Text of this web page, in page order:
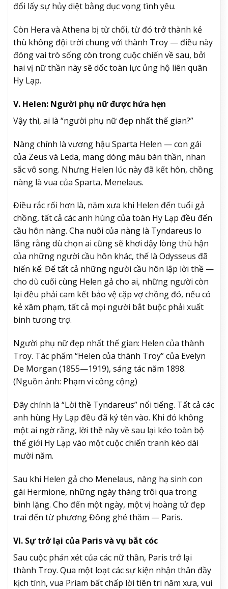
đổi lấy sự hủy diệt bằng dục vọng tình yêu.
Còn Hera và Athena bị từ chối, từ đó trở thành kẻ
thù không đội trời chung với thành Troy — điều này
đóng vai trò sống còn trong cuộc chiến về sau, bởi
hai vị nữ thần này sẽ dốc toàn lực ủng hộ liên quân
Hy Lạp.
V. Helen: Người phụ nữ được hứa hẹn
Vậy thì, ai là “người phụ nữ đẹp nhất thế gian?”
Nàng chính là vương hậu Sparta Helen — con gái
của Zeus và Leda, mang dòng máu bán thần, nhan
sắc vô song. Nhưng Helen lúc này đã kết hôn, chồng
nàng là vua của Sparta, Menelaus.
Điều rắc rối hơn là, năm xưa khi Helen đến tuổi gả
chồng, tất cả các anh hùng của toàn Hy Lạp đều đến
cầu hôn nàng. Cha nuôi của nàng là Tyndareus lo
lắng rằng dù chọn ai cũng sẽ khơi dậy lòng thù hận
của những người cầu hôn khác, thế là Odysseus đã
hiến kế: Để tất cả những người cầu hôn lập lời thề —
cho dù cuối cùng Helen gả cho ai, những người còn
lại đều phải cam kết bảo vệ cặp vợ chồng đó, nếu có
kẻ xâm phạm, tất cả mọi người bắt buộc phải xuất
binh tương trợ.
Người phụ nữ đẹp nhất thế gian: Helen của thành
Troy. Tác phẩm “Helen của thành Troy” của Evelyn
De Morgan (1855—1919), sáng tác năm 1898.
(Nguồn ảnh: Phạm vi công cộng)
Đây chính là “Lời thề Tyndareus” nổi tiếng. Tất cả các
anh hùng Hy Lạp đều đã ký tên vào. Khi đó không
một ai ngờ rằng, lời thề này về sau lại kéo toàn bộ
thế giới Hy Lạp vào một cuộc chiến tranh kéo dài
mười năm.
Sau khi Helen gả cho Menelaus, nàng hạ sinh con
gái Hermione, những ngày tháng trôi qua trong
bình lặng. Cho đến một ngày, một vị hoàng tử đẹp
trai đến từ phương Đông ghé thăm — Paris.
VI. Sự trở lại của Paris và vụ bắt cóc
Sau cuộc phán xét của các nữ thần, Paris trở lại
thành Troy. Qua một loạt các sự kiện nhận thân đầy
kịch tính, vua Priam bất chấp lời tiên tri năm xưa, vui